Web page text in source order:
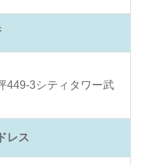
449-3シティタワー武
レス